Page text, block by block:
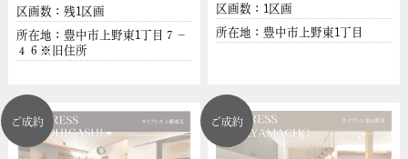
区画数：残1区画
所在地：豊中市上野東1丁目７－
４６※旧住所
区画数：1区画
所在地：豊中市上野東1丁目
ご成約 ご成約